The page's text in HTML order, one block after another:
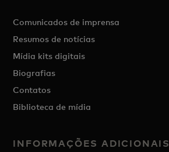
Comunicados de imprensa
Resumos de notícias
Mídia kits digitais
Biografias
Contatos
Biblioteca de mídia
INFORMAÇÕES ADICIONAIS